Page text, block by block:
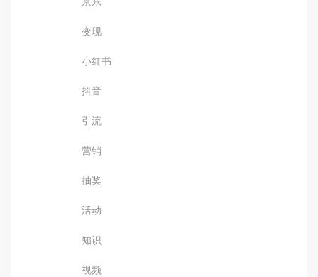
变现
小红书
抖音
引流
营销
抽奖
活动
知识
视频